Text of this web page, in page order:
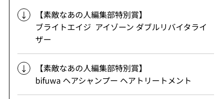
【素敵なあの人編集部特別賞】
ブライトエイジ アイゾーン ダブルリバイタライ
ザー
【素敵なあの人編集部特別賞】
bifuwa ヘアシャンプー ヘアトリートメント